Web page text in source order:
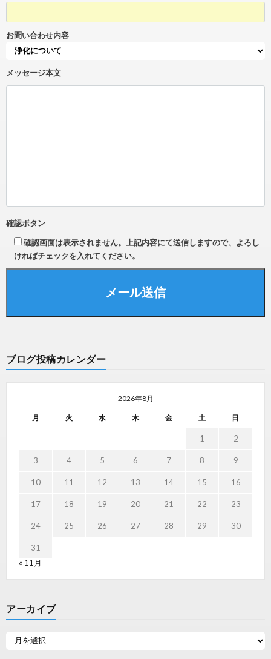
お問い合わせ内容
メッセージ本文
確認ボタン
確認画面は表示されません。上記内容にて送信しますので、よろし
ければチェックを入れてください。
ブログ投稿カレンダー
2026年8月
月 火 水 木 金 土 日
1 2
3 4 5 6 7 8 9
10 11 12 13 14 15 16
17 18 19 20 21 22 23
24 25 26 27 28 29 30
31
« 11月
アーカイブ